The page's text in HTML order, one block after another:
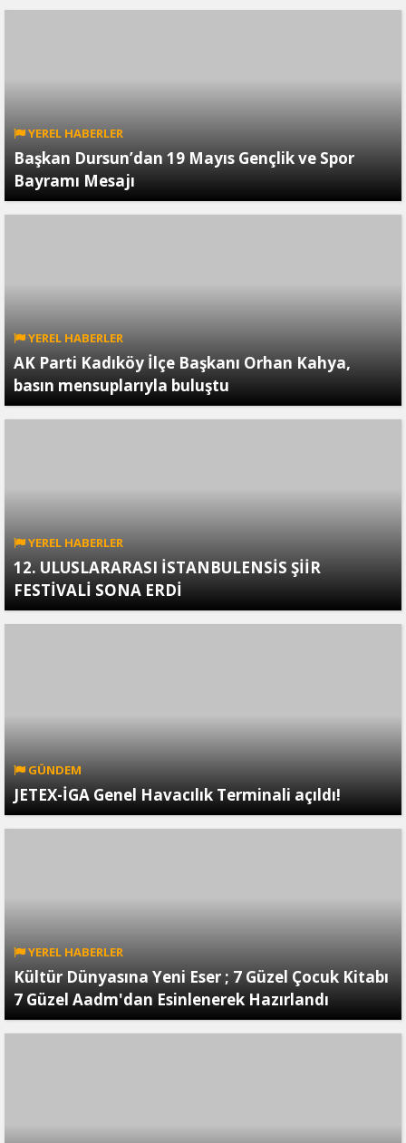
YEREL HABERLER
Başkan Dursun’dan 19 Mayıs Gençlik ve Spor
Bayramı Mesajı
YEREL HABERLER
AK Parti Kadıköy İlçe Başkanı Orhan Kahya,
basın mensuplarıyla buluştu
YEREL HABERLER
12. ULUSLARARASI İSTANBULENSİS ŞİİR
FESTİVALİ SONA ERDİ
GÜNDEM
JETEX-İGA Genel Havacılık Terminali açıldı!
YEREL HABERLER
Kültür Dünyasına Yeni Eser ; 7 Güzel Çocuk Kitabı
7 Güzel Aadm'dan Esinlenerek Hazırlandı